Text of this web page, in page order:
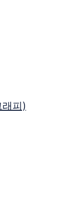
피)